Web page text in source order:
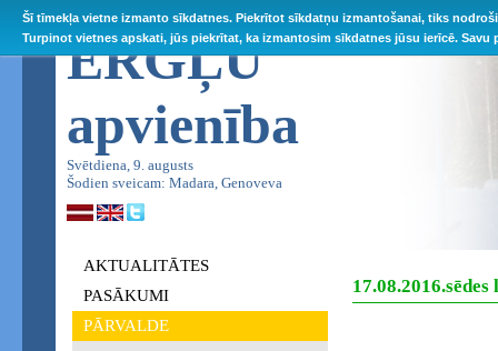
Šī tīmekļa vietne izmanto sīkdatnes. Piekrītot sīkdatņu izmantošanai, tiks
Turpinot vietnes apskati, jūs piekrītat, ka izmantosim sīkdatnes jūsu ierīcē.
ĒRGĻU
apvienība
Svētdiena, 9. augusts
Šodien sveicam: Madara, Genoveva
AKTUALITĀTES
PASĀKUMI
PĀRVALDE
17.08.2016.sēdes